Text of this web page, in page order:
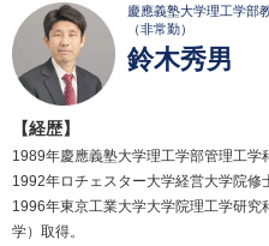
慶應義塾大学理工学部
（非常勤）
鈴木秀男
【経歴】
1989年慶應義塾大学理工学部管理工学
1992年ロチェスター大学経営大学院修
1996年東京工業大学大学院理工学研
学）取得。